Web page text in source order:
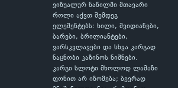
ვიზუალურ ნაწილში მთავარი
როლი აქვთ შემდეგ
ელემენტებს: ხილი, შვიდიანები,
ბარები, ბრილიანტები,
ვარსკვლავები და სხვა კარგად
ნაცნობი კაზინოს ნიშნები.
კარგი სლოტი მხოლოდ ლამაზი
ფონით არ იზომება; ბევრად